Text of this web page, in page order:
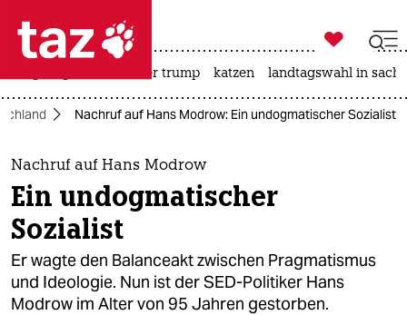
 taz zahl ich
taz zahl ich
themen
politik
öko
gesellschaft

taz zahl ich
usa unter trump katzen landtagswahl in
Nachruf auf Hans Modrow: Ein undogmatischer Sozialist
Nachruf auf Hans Modrow
Ein undogmatischer
Sozialist
Er wagte den Balanceakt zwischen Pragmatismus
und Ideologie. Nun ist der SED-Politiker Hans
Modrow im Alter von 95 Jahren gestorben.